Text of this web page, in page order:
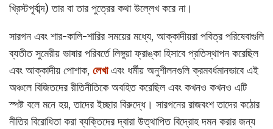
খ্রিস্টপূর্বাব্দ) তার বা তার পুত্রের কথা উল্লেখ করে না।
সারগন এবং শার-কালি-শারির সময়ের মধ্যে, আক্কাদীয়রা পবিত্র পরিষেবাগুলি
ব্যতীত সুমেরীয় ভাষার পরিবর্তে লিঙ্গুয়া ফ্রাঙ্কা হিসাবে প্রতিস্থাপন করেছিল
এবং আক্কাদীয় পোশাক, লেখাএবং ধর্মীয় অনুশীলনগুলি ক্রমবর্ধমানভাবে এই
অঞ্চলে বিজিতদের রীতিনীতিকে অবহিত করেছিল এবং কখনও কখনও এটি
স্পষ্ট বলে মনে হয়, তাদের ইচ্ছার বিরুদ্ধে। সারগনের রাজবংশ তাদের কঠোর
নীতির বিরোধিতা করা ব্যক্তিদের দ্বারা উত্থাপিত বিদ্রোহ দমন করার জন্য